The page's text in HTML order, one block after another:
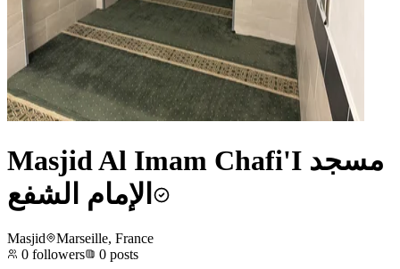
Masjid Al Imam Chafi'I مسجد
الإمام الشفع
Masjid
Marseille, France
0 followers 0 posts